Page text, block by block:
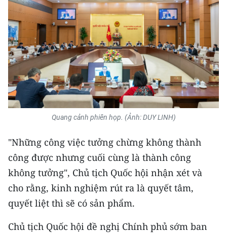
Quang cảnh phiên họp. (Ảnh: DUY LINH)
"Những công việc tưởng chừng không thành
công được nhưng cuối cùng là thành công
không tưởng", Chủ tịch Quốc hội nhận xét và
cho rằng, kinh nghiệm rút ra là quyết tâm,
quyết liệt thì sẽ có sản phẩm.
Chủ tịch Quốc hội đề nghị Chính phủ sớm ban